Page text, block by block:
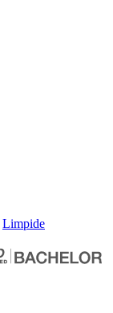
Limpide